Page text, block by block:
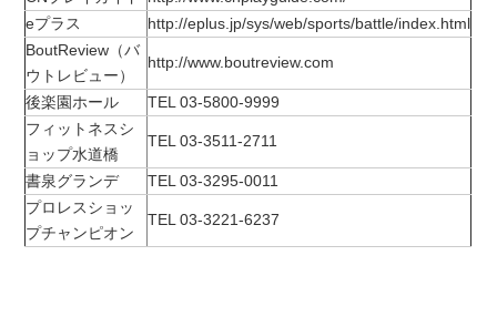
eプラス
http://eplus.jp/sys/web/sports/battle/index.html
BoutReview（バ
ウトレビュー）
http://www.boutreview.com
後楽園ホール
TEL 03-5800-9999
フィットネスシ
ョップ水道橋
TEL 03-3511-2711
書泉グランデ
TEL 03-3295-0011
プロレスショッ
プチャンピオン
TEL 03-3221-6237